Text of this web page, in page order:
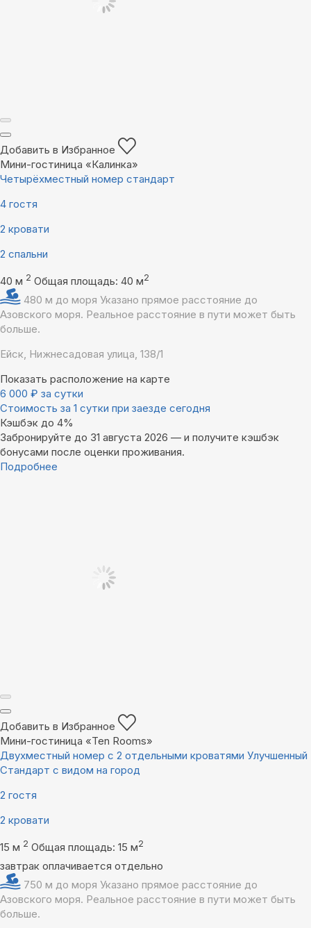
Добавить в Избранное
Мини-гостиница «Калинка»
Четырёхместный номер стандарт
4 гостя
2 кровати
2 спальни
40 м 2 Общая площадь: 40 м2
480 м до моря Указано прямое расстояние до
Азовского моря. Реальное расстояние в пути может быть
больше.
Ейск, Нижнесадовая улица, 138/1
Показать расположение на карте
6 000 ₽ за сутки
Стоимость за 1 сутки при заезде сегодня
Кэшбэк до 4%
Забронируйте до 31 августа 2026 — и получите кэшбэк
бонусами после оценки проживания.
Подробнее
Добавить в Избранное
Мини-гостиница «Ten Rooms»
Двухместный номер с 2 отдельными кроватями Улучшенный
Стандарт с видом на город
2 гостя
2 кровати
15 м 2 Общая площадь: 15 м2
завтрак оплачивается отдельно
750 м до моря Указано прямое расстояние до
Азовского моря. Реальное расстояние в пути может быть
больше.